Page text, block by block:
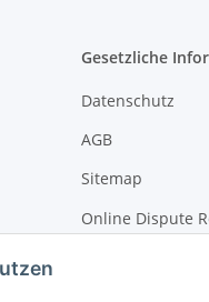
Gesetzliche
Datenschutz
AGB
Sitemap
Online Dispute